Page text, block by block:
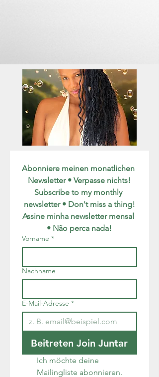
Abonniere meinen monatlichen
Newsletter • Verpasse nichts!
Subscribe to my monthly
newsletter • Don't miss a thing!
Assine minha newsletter mensal
• Não perca nada!
Vorname *
Nachname
E-Mail-Adresse *
Beitreten Join Juntar
Ich möchte deine
Mailingliste abonnieren.